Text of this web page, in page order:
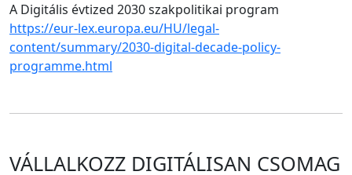
A Digitális évtized 2030 szakpolitikai program
https://eur-lex.europa.eu/HU/legal-
content/summary/2030-digital-decade-policy-
programme.html
VÁLLALKOZZ DIGITÁLISAN CSOMAG